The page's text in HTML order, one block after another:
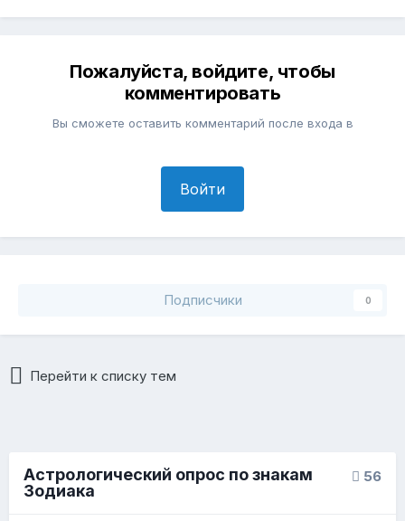
Пожалуйста, войдите, чтобы
комментировать
Вы сможете оставить комментарий после входа в
Войти
Подписчики 0
Перейти к списку тем
56
Астрологический опрос по знакам
Зодиака